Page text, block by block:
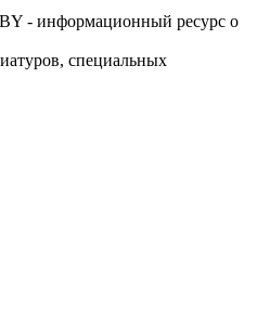
- информационный ресурс о
специальных